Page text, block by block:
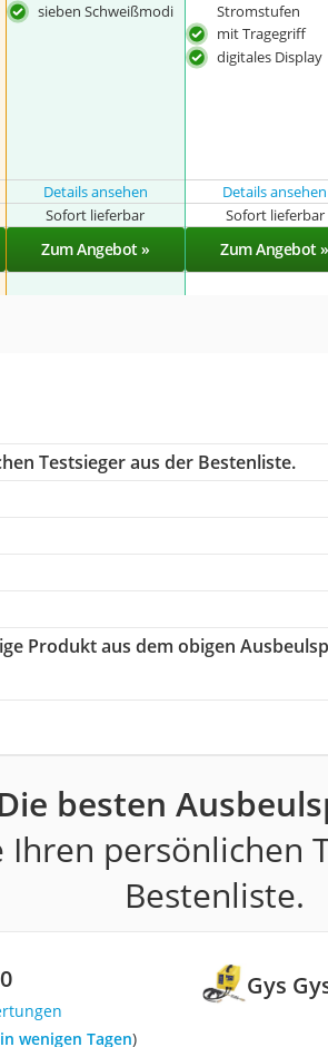
sieben Schweißmodi
Stromstufen
mit Tragegriff
digitales Display
Details ansehen Details ansehen
Sofort lieferbar Sofort lieferbar
Zum Angebot » Zum Angebot »
Testsieger aus der Bestenliste.
Produkt aus dem obigen
besten
Ihren persönlichen
Bestenliste.
Gys
wenigen Tagen)